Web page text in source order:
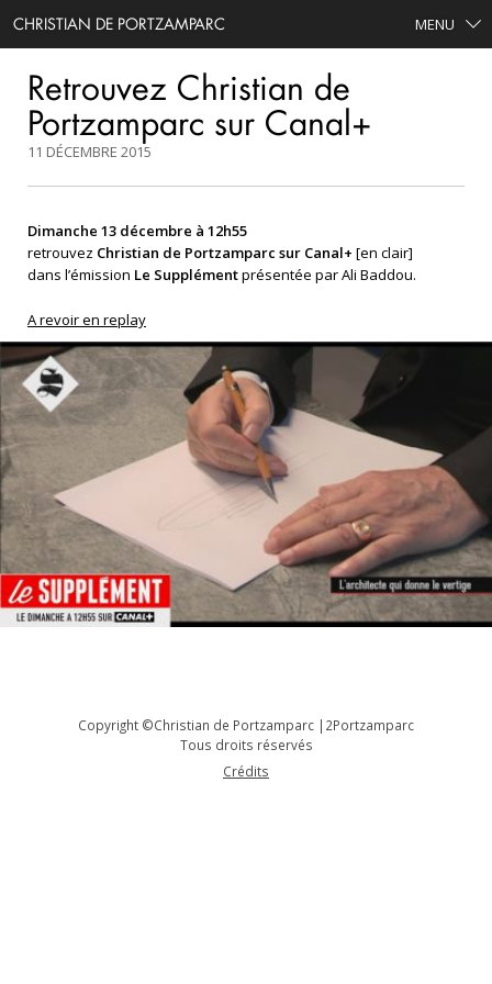
CHRISTIAN DE PORTZAMPARC MENU
Retrouvez Christian de
Portzamparc sur Canal+
11 DÉCEMBRE 2015
Dimanche 13 décembre à 12h55
retrouvez Christian de Portzamparc sur Canal+ [en clair]
dans l’émission Le Supplémentprésentée par Ali Baddou.
A revoir en replay
Copyright ©Christian de Portzamparc |2Portzamparc
Tous droits réservés
Crédits